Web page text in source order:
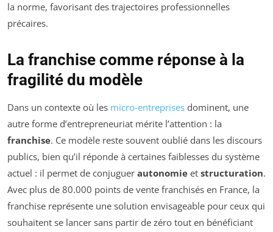
la norme, favorisant des trajectoires professionnelles
précaires.
La franchise comme réponse à la
fragilité du modèle
Dans un contexte où les micro-entreprises dominent, une
autre forme d’entrepreneuriat mérite l’attention : la
franchise. Ce modèle reste souvent oublié dans les discours
publics, bien qu’il réponde à certaines faiblesses du système
actuel : il permet de conjuguer autonomie et structuration.
Avec plus de 80.000 points de vente franchisés en France, la
franchise représente une solution envisageable pour ceux qui
souhaitent se lancer sans partir de zéro tout en bénéficiant